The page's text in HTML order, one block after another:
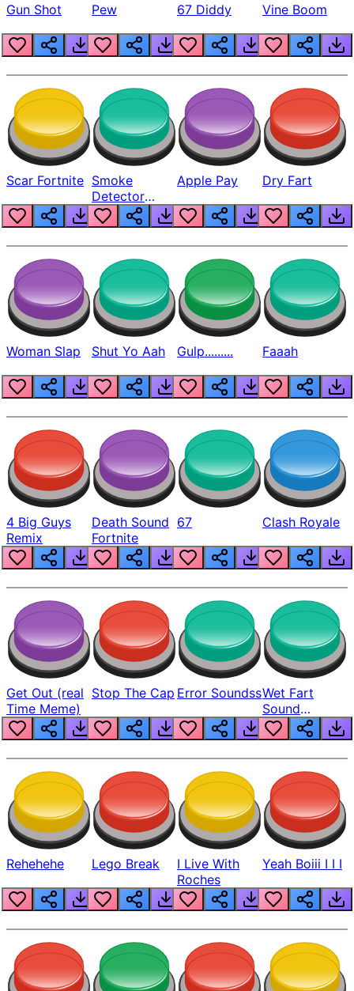
Gun Shot Pew 67 Diddy Vine Boom
Scar Fortnite Smoke
Detector
Beep
Apple Pay Dry Fart
Woman Slap Shut Yo Aah Gulp......... Faaah
4 Big Guys
Remix
Death Sound
Fortnite
67 Clash Royale
Get Out (real
Time Meme)
Stop The Cap Error SoundssWet Fart
Sound
Realistic
Rehehehe Lego Break
I Live With
Roches
Yeah Boiii I I I